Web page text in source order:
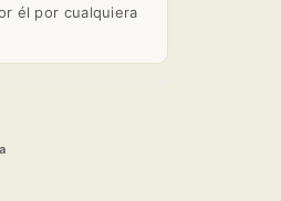
él por cualquiera